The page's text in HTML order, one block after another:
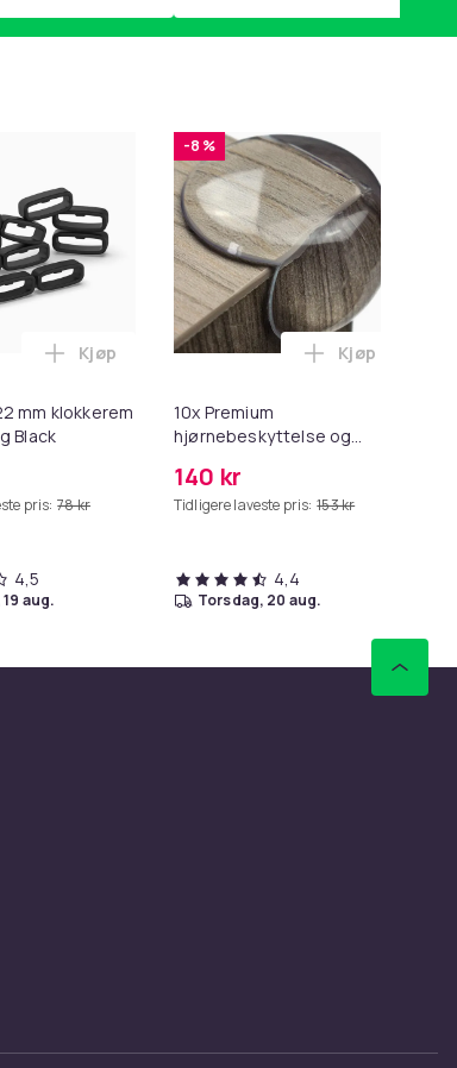
til iPhone/iPad i handlekurven
1080p i handlekurven
mm klokkerem
Black
pris: 78 kr
Legg Løkke for 22 mm klokkerem i 10-
Kjøp
4,5
19 aug.
-8 %
10x Premium
hjørnebeskyttelse og
140 kr
Tidligere laveste pris: 153 kr
Legg 10x
Kjøp
4,4
torsdag, 20 aug.